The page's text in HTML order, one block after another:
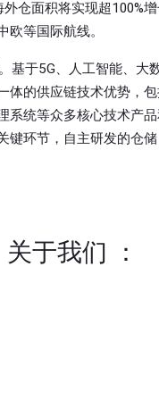
仓面积将实现超100%
等国际航线。
基于5G、人工智能、大
的供应链技术优势，包
系统等众多核心技术产
键环节，自主研发的仓
关于我们 ：